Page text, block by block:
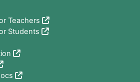
Teachers
Students